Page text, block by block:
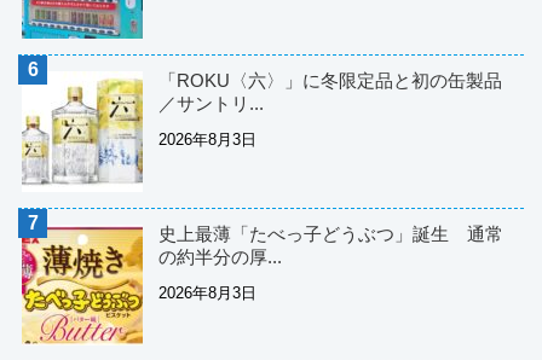
「ROKU〈六〉」に冬限定品と初の缶製品
／サントリ...
2026年8月3日
史上最薄「たべっ子どうぶつ」誕生 通常
の約半分の厚...
2026年8月3日